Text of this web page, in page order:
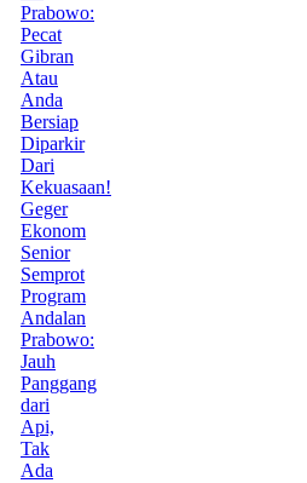
Prabowo:
Pecat
Gibran
Atau
Anda
Bersiap
Diparkir
Dari
Kekuasaan!
Geger
Ekonom
Senior
Semprot
Program
Andalan
Prabowo:
Jauh
Panggang
dari
Api,
Tak
Ada